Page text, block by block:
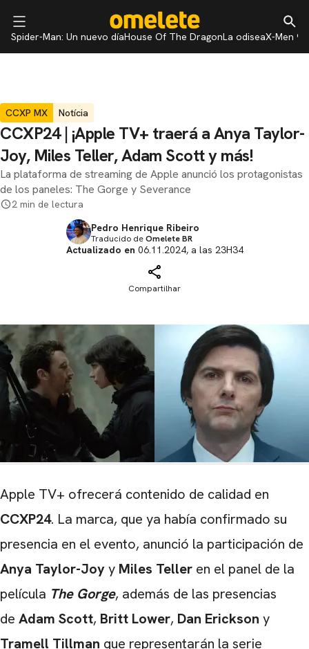
Spider-Man: Un nuevo díaHouse Of The DragonLa odiseaX-Men 97
CCXP MX Notícia
CCXP24 | ¡Apple TV+ traerá a Anya Taylor-
Joy, Miles Teller, Adam Scott y más!
La plataforma de streaming de Apple anunció los protagonistas
de los paneles: The Gorge y Severance
2 min de lectura
Pedro Henrique Ribeiro
Traducido deOmelete BR
Actualizado en 06.11.2024, a las 23H34
Compartilhar
Apple TV+ ofrecerá contenido de calidad en
CCXP24. La marca, que ya había confirmado su
presencia en el evento, anunció la participación de
Anya Taylor-Joyy Miles Teller en el panel de la
película The Gorge, además de las presencias
de Adam Scott, Britt Lower, Dan Erickson y
Tramell Tillman que representarán la serie